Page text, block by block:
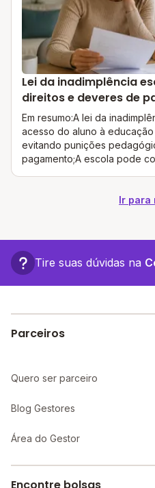
Ir para
instituições públicas do
Lei da inadimplência
direitos e deveres de
Em resumo:A lei da
acesso do aluno à
evitando punições
pagamento;A escola pode
contratuais;Em situações de
futuros.Mudanças no
períodos...
Tire suas dúvidas na
Parceiros
Quero ser parceiro
Blog Gestores
Área do Gestor